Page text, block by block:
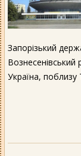
Запорізький
Вознесенівський
Україна,